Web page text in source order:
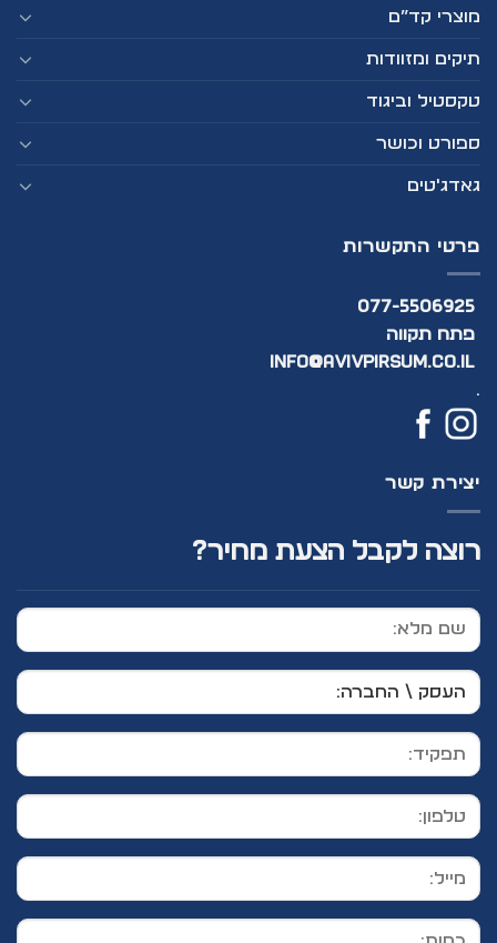
מוצרי קד”ם
תיקים ומזוודות
טקסטיל וביגוד
ספורט וכושר
גאדג'טים
פרטי התקשרות
077-5506925
פתח תקווה
info@avivpirsum.co.il
.
יצירת קשר
רוצה לקבל הצעת מחיר?